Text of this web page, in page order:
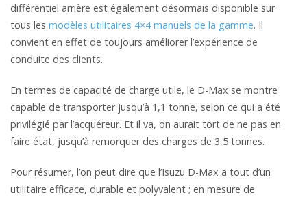
différentiel arrière est également désormais disponible sur
tous les modèles utilitaires 4×4 manuels de la gamme. Il
convient en effet de toujours améliorer l’expérience de
conduite des clients.
En termes de capacité de charge utile, le D-Max se montre
capable de transporter jusqu’à 1,1 tonne, selon ce qui a été
privilégié par l’acquéreur. Et il va, on aurait tort de ne pas en
faire état, jusqu’à remorquer des charges de 3,5 tonnes.
Pour résumer, l’on peut dire que l’Isuzu D-Max a tout d’un
utilitaire efficace, durable et polyvalent ; en mesure de